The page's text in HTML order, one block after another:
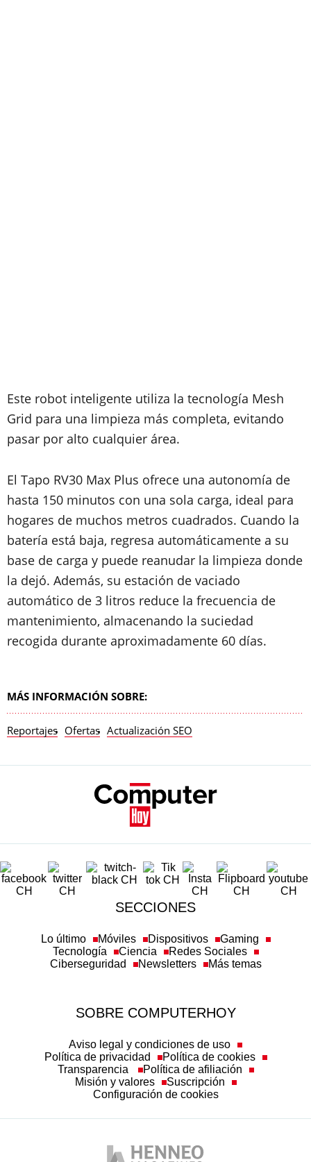
Este robot inteligente utiliza la tecnología Mesh
Grid para una limpieza más completa, evitando
pasar por alto cualquier área.
El Tapo RV30 Max Plus ofrece una autonomía de
hasta 150 minutos con una sola carga, ideal para
hogares de muchos metros cuadrados. Cuando la
batería está baja, regresa automáticamente a su
base de carga y puede reanudar la limpieza donde
la dejó. Además, su estación de vaciado
automático de 3 litros reduce la frecuencia de
mantenimiento, almacenando la suciedad
recogida durante aproximadamente 60 días.
MÁS INFORMACIÓN SOBRE:
Reportajes Ofertas Actualización SEO
SECCIONES
Lo último Móviles Dispositivos
Gaming
Tecnología
Ciencia
Redes Sociales
Ciberseguridad
Newsletters Más temas
SOBRE COMPUTERHOY
Aviso legal y condiciones de uso
Política de privacidad
Política de cookies
Transparencia
Política de afiliación
Misión y valores
Suscripción
Configuración de cookies